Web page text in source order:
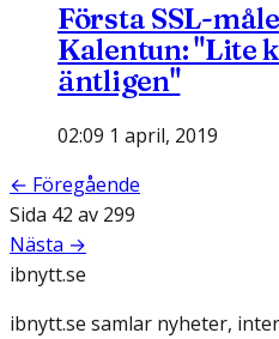
Första SSL-
Kalentun: "Lite
äntligen"
02:09 1 april, 2019
← Föregående
Sida 42 av 299
Nästa →
ibnytt.se
ibnytt.se samlar nyheter,